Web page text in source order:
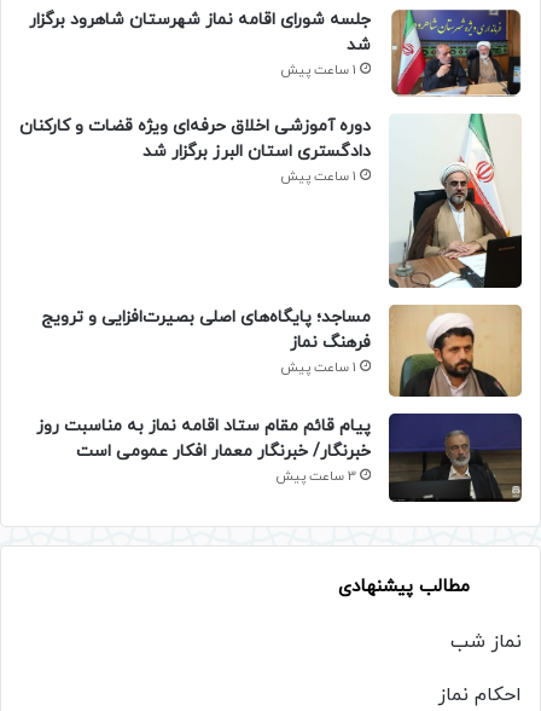
جلسه شورای اقامه نماز شهرستان شاهرود برگزار
شد
1 ساعت پیش
دوره آموزشی اخلاق حرفه‌ای ویژه قضات و کارکنان
دادگستری استان البرز برگزار شد
1 ساعت پیش
​مساجد؛ پایگاه‌های اصلی بصیرت‌افزایی و ترویج
فرهنگ نماز
1 ساعت پیش
پیام قائم مقام ستاد اقامه نماز به مناسبت روز
خبرنگار/ خبرنگار معمار افکار عمومی است
3 ساعت پیش
مطالب پیشنهادی
نماز شب
احکام نماز